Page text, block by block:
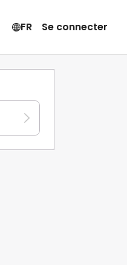
FR Se connecter